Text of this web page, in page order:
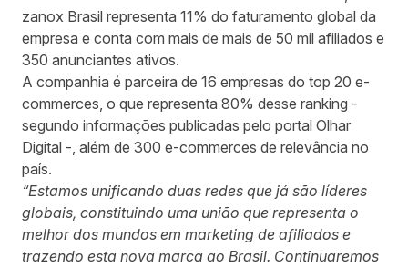
zanox Brasil representa 11% do faturamento global da
empresa e conta com mais de mais de 50 mil afiliados e
350 anunciantes ativos.
A companhia é parceira de 16 empresas do top 20 e-
commerces, o que representa 80% desse ranking -
segundo informações publicadas pelo portal Olhar
Digital -, além de 300 e-commerces de relevância no
país.
“Estamos unificando duas redes que já são líderes
globais, constituindo uma união que representa o
melhor dos mundos em marketing de afiliados e
trazendo esta nova marca ao Brasil. Continuaremos